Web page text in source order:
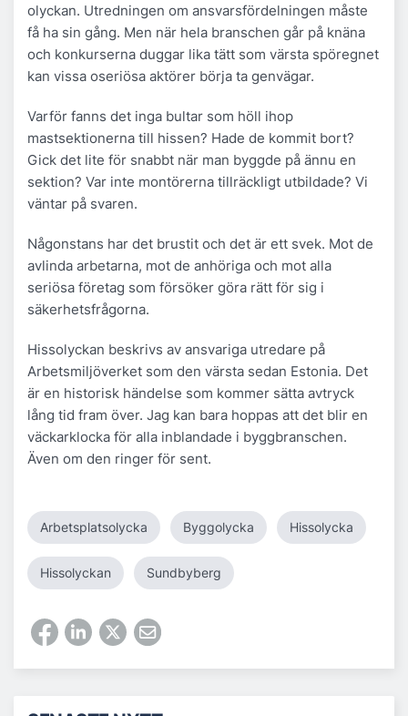
olyckan. Utredningen om ansvarsfördelningen måste
få ha sin gång. Men när hela branschen går på knäna
och konkurserna duggar lika tätt som värsta spöregnet
kan vissa oseriösa aktörer börja ta genvägar.
Varför fanns det inga bultar som höll ihop
mastsektionerna till hissen? Hade de kommit bort?
Gick det lite för snabbt när man byggde på ännu en
sektion? Var inte montörerna tillräckligt utbildade? Vi
väntar på svaren.
Någonstans har det brustit och det är ett svek. Mot de
avlinda arbetarna, mot de anhöriga och mot alla
seriösa företag som försöker göra rätt för sig i
säkerhetsfrågorna.
Hissolyckan beskrivs av ansvariga utredare på
Arbetsmiljöverket som den värsta sedan Estonia. Det
är en historisk händelse som kommer sätta avtryck
lång tid fram över. Jag kan bara hoppas att det blir en
väckarklocka för alla inblandade i byggbranschen.
Även om den ringer för sent.
Arbetsplatsolycka Byggolycka Hissolycka
Hissolyckan Sundbyberg